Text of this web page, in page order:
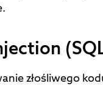
złośliwego